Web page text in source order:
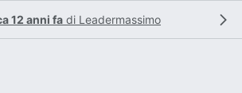
12 anni fa di Leadermassimo